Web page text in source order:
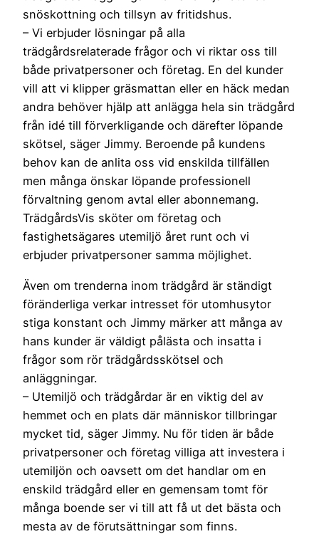
snöskottning och tillsyn av fritidshus.
– Vi erbjuder lösningar på alla
trädgårdsrelaterade frågor och vi riktar oss till
både privatpersoner och företag. En del kunder
vill att vi klipper gräsmattan eller en häck medan
andra behöver hjälp att anlägga hela sin trädgård
från idé till förverkligande och därefter löpande
skötsel, säger Jimmy. Beroende på kundens
behov kan de anlita oss vid enskilda tillfällen
men många önskar löpande professionell
förvaltning genom avtal eller abonnemang.
TrädgårdsVis sköter om företag och
fastighetsägares utemiljö året runt och vi
erbjuder privatpersoner samma möjlighet.
Även om trenderna inom trädgård är ständigt
föränderliga verkar intresset för utomhusytor
stiga konstant och Jimmy märker att många av
hans kunder är väldigt pålästa och insatta i
frågor som rör trädgårdsskötsel och
anläggningar.
– Utemiljö och trädgårdar är en viktig del av
hemmet och en plats där människor tillbringar
mycket tid, säger Jimmy. Nu för tiden är både
privatpersoner och företag villiga att investera i
utemiljön och oavsett om det handlar om en
enskild trädgård eller en gemensam tomt för
många boende ser vi till att få ut det bästa och
mesta av de förutsättningar som finns.